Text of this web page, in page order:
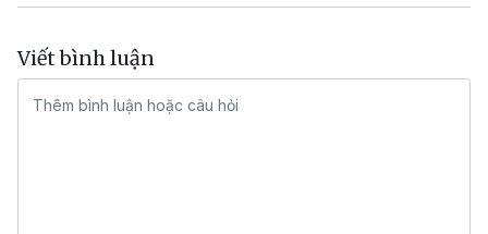
Viết bình luận